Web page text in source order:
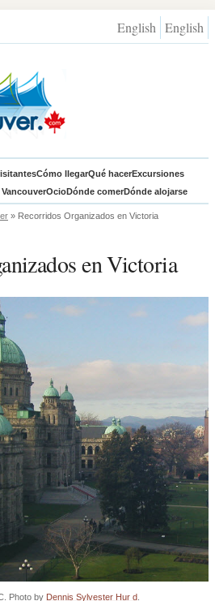
English English
Cómo llegarQué hacerExcursiones
OcioDónde comerDónde alojarse
» Recorridos Organizados en Victoria
en Victoria
Photo by Dennis Sylvester Hur d